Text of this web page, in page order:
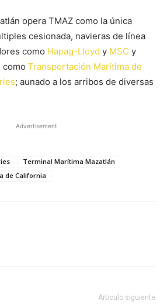
opera TMAZ como la única
cesionada, navieras de línea
como Hapag-Lloyd y MSC y
como Transportación Marítima de
; aunado a los arribos de diversas
Advertisement
Terminal Marítima Mazatlán
de California
Artículo siguiente